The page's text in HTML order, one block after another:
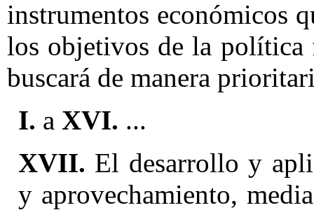
instrumentos económicos
los objetivos de la política
buscará de manera
I. a XVI. ...
XVII. El desarrollo y
y aprovechamiento,